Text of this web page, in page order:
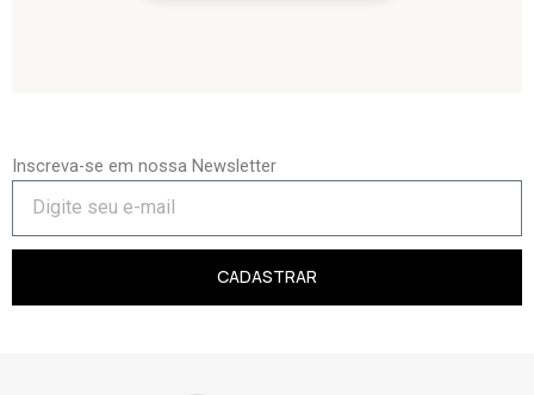
Inscreva-se em nossa Newsletter
CADASTRAR